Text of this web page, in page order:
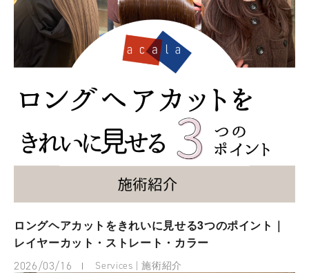
ロングヘアカットをきれいに見せる3つのポイント｜
レイヤーカット・ストレート・カラー
2026/03/16 Services | 施術紹介